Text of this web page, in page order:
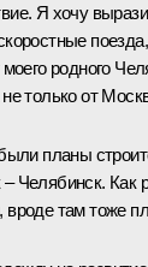
Я хочу
родного
только от
планы
Челябинск. Как
там тоже